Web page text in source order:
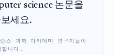
science 논문을
세요.
스 과학 아카데미 연구자들이
합니다.